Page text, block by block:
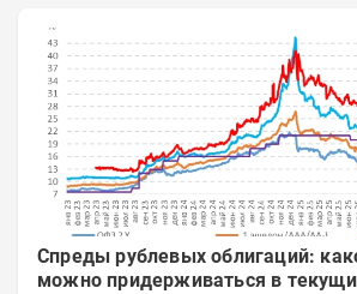
Спреды рублевых облигаций:
можно придерживаться в